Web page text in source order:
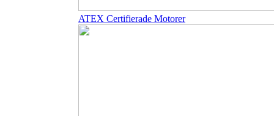
ATEX Certifierade Motorer